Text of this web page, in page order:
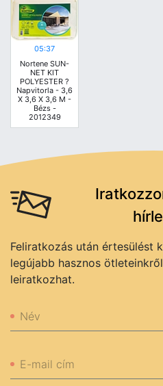
05:37
Nortene SUN-
NET KIT
POLYESTER ?
Napvitorla - 3,6
X 3,6 X 3,6 M -
Bézs -
2012349
Feliratkozás után értesülést
legújabb hasznos
leiratkozhat.
Név
E-mail cím